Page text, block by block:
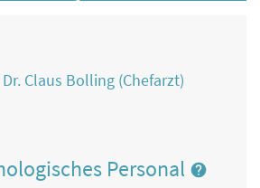
Dr. Claus Bolling (Chefarzt)
Personal